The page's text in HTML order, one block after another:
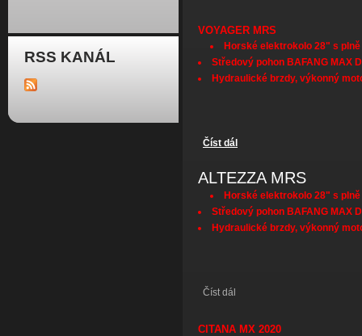
RSS KANÁL
VOYAGER MRS
Horské elektrokolo 28" s
Středový pohon BAFANG MAX
Hydraulické brzdy, výkonný
Číst dál
ALTEZZA MRS
Horské elektrokolo 28" s
Středový pohon BAFANG MAX
Hydraulické brzdy, výkonný
Číst dál
CITANA MX 2020